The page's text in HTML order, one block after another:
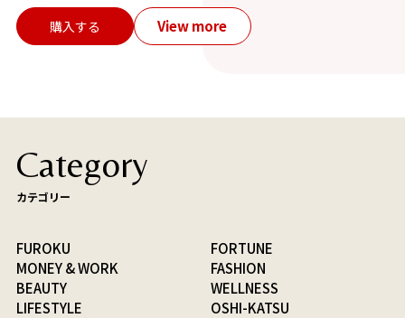
購入する View more
Category
カテゴリー
FUROKU
FORTUNE
MONEY & WORK
FASHION
BEAUTY
WELLNESS
LIFESTYLE
OSHI-KATSU